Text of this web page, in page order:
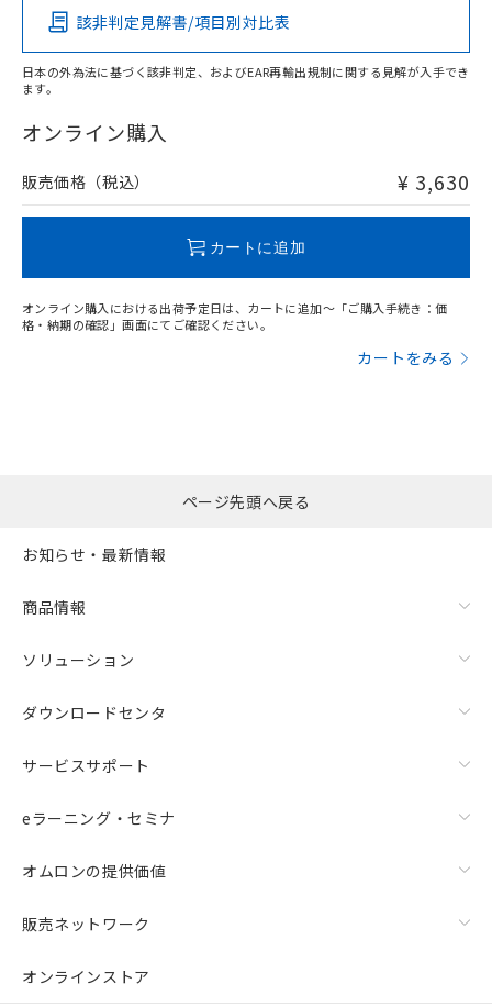
O
在庫等で未対応品が混在する可能性があります。
問い合わせください。
該非判定見解書/項目別対比表
日本の外為法に基づく該非判定、およびEAR再輸出規制に関する見解が入手でき
ます。
オンライン購入
販売価格（税込） ¥ 3,630
カートに追加
オンライン購入における出荷予定日は、カートに追加～「ご購入手続き：価
格・納期の確認」画面にてご確認ください。
カートをみる
ページ先頭へ戻る
お知らせ・最新情報
商品情報
ソリューション
ダウンロードセンタ
サービスサポート
eラーニング・セミナ
オムロンの提供価値
販売ネットワーク
オンラインストア